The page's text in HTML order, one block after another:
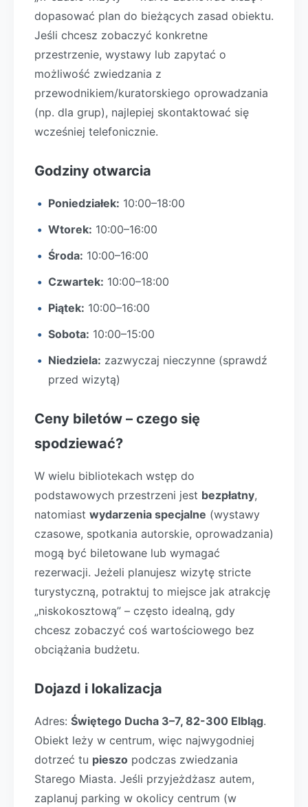
dopasować plan do bieżących zasad obiektu.
Jeśli chcesz zobaczyć konkretne
przestrzenie, wystawy lub zapytać o
możliwość zwiedzania z
przewodnikiem/kuratorskiego oprowadzania
(np. dla grup), najlepiej skontaktować się
wcześniej telefonicznie.
Godziny otwarcia
Poniedziałek: 10:00–18:00
Wtorek: 10:00–16:00
Środa: 10:00–16:00
Czwartek: 10:00–18:00
Piątek: 10:00–16:00
Sobota: 10:00–15:00
Niedziela: zazwyczaj nieczynne (sprawdź
przed wizytą)
Ceny biletów – czego się
spodziewać?
W wielu bibliotekach wstęp do
podstawowych przestrzeni jest bezpłatny,
natomiast wydarzenia specjalne (wystawy
czasowe, spotkania autorskie, oprowadzania)
mogą być biletowane lub wymagać
rezerwacji. Jeżeli planujesz wizytę stricte
turystyczną, potraktuj to miejsce jak atrakcję
„niskokosztową” – często idealną, gdy
chcesz zobaczyć coś wartościowego bez
obciążania budżetu.
Dojazd i lokalizacja
Adres: Świętego Ducha 3–7, 82-300 Elbląg.
Obiekt leży w centrum, więc najwygodniej
dotrzeć tu pieszo podczas zwiedzania
Starego Miasta. Jeśli przyjeżdżasz autem,
zaplanuj parking w okolicy centrum (w